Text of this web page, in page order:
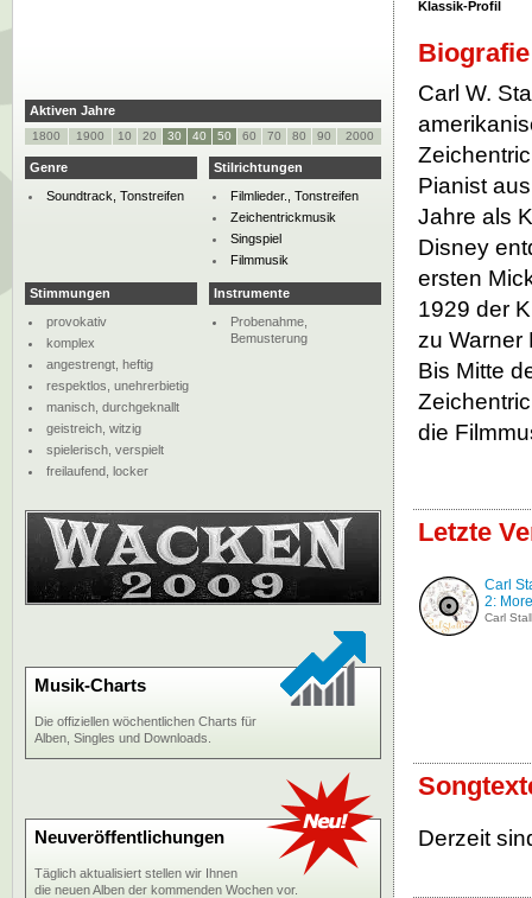
Klassik-Profil
Biografie
Carl W.
Pianist
Jahre als
Disney
ersten
1929 der
zu Warner
Bis Mitte
die
Letzte
Carl
2:
Carl
Derzeit
Aktiven Jahre
1800 1900 10 20 30 40 50 60 70 80 90 2000
Genre
Soundtrack, Tonstreifen
Stilrichtungen
Filmlieder., Tonstreifen
Zeichentrickmusik
Singspiel
Filmmusik
Stimmungen
provokativ
komplex
angestrengt, heftig
respektlos, unehrerbietig
manisch, durchgeknallt
geistreich, witzig
spielerisch, verspielt
freilaufend, locker
Instrumente
Probenahme,
Bemusterung
Musik-Charts
Die offiziellen wöchentlichen Charts für
Alben, Singles und Downloads.
Neuveröffentlichungen
Täglich aktualisiert stellen wir Ihnen
die neuen Alben der kommenden Wochen vor.